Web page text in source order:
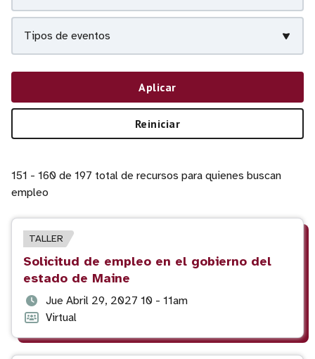
Tipos de eventos
Aplicar
Reiniciar
151 - 160 de 197 total de recursos para quienes buscan
empleo
TIPO
DE
EVENTO
TALLER
Título
del
evento
Solicitud de empleo en el gobierno del
estado de Maine
Fecha
y
hora
del
Jue Abril 29, 2027 10 - 11am
Formato
del
evento
Virtual